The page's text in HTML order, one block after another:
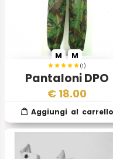
(1)
Pantaloni DPO
Impermeabili
Esercito Inglese
M M
€ 18.00